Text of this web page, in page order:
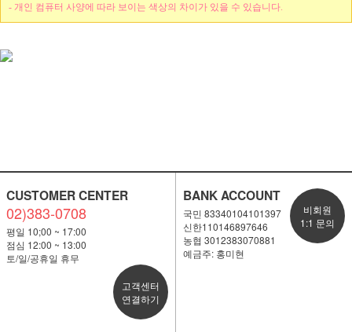
- 개인 컴퓨터 사양에 따라 보이는 색상의 차이가 있을 수 있습니다.
CUSTOMER CENTER
02)383-0708
평일 10;00 ~ 17:00
점심 12:00 ~ 13:00
토/일/공휴일 휴무
고객센터
연결하기
BANK ACCOUNT
국민 83340104101397
신한110146897646
농협 3012383070881
예금주: 홍미현
비회원
1:1 문의